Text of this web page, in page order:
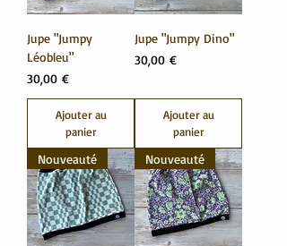
Jupe "Jumpy
Léobleu"
Prix
30,00 €
Ajouter au
panier
Jupe "Jumpy Dino"
Prix
30,00 €
Ajouter au
panier
Nouveauté Nouveauté